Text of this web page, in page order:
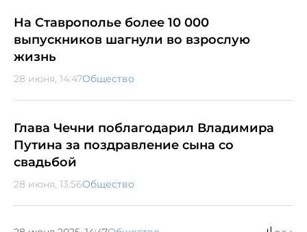
На Ставрополье более 10 000
выпускников шагнули во взрослую
жизнь
28 июня, 14:47Общество
Глава Чечни поблагодарил Владимира
Путина за поздравление сына со
свадьбой
28 июня, 13:56Общество